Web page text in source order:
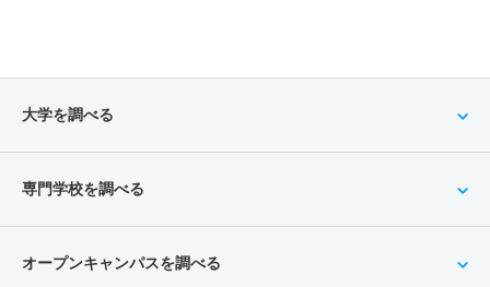
大学を調べる
専門学校を調べる
オープンキャンパスを調べる